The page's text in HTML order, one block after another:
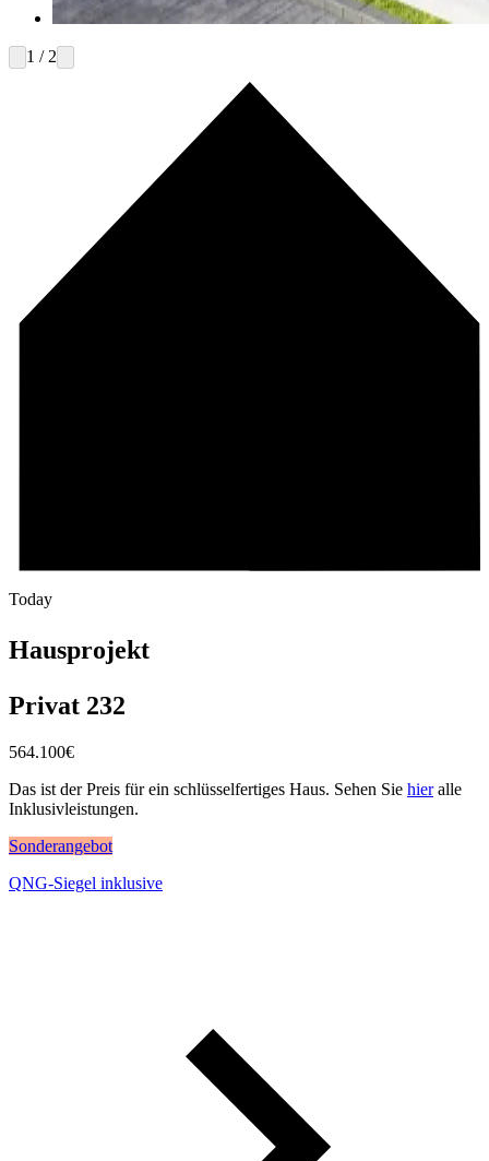
1 / 2
Today
Hausprojekt
Privat 232
564.100€
Das ist der Preis für ein schlüsselfertiges Haus. Sehen Sie hieralle
Inklusivleistungen.
Sonderangebot
QNG-Siegel inklusive